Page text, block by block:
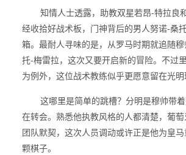
知情人士透露，助教双星若昂-特拉良
经收拾好战术板，门神背后的男人努诺-桑
箱。最耐人寻味的是，从罗马时期就追随
托-梅雷拉，这次又要开启新的冒险。不过
为例外，这位战术教练似乎更愿意留在光明
这哪里是简单的跳槽？分明是穆帅带着
在转会。熟悉他执教风格的人都清楚，葡
团队默契，这次人员调动或许正是他为皇
颗棋子。